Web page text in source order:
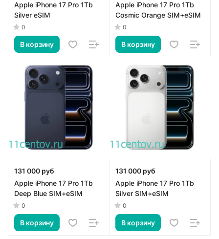
Apple iPhone 17 Pro 1Tb
Silver eSIM
0
В корзину
Apple iPhone 17 Pro 1Tb
Cosmic Orange SIM+eSIM
0
В корзину
131 000 руб
Apple iPhone 17 Pro 1Tb
Deep Blue SIM+eSIM
0
В корзину
131 000 руб
Apple iPhone 17 Pro 1Tb
Silver SIM+eSIM
0
В корзину